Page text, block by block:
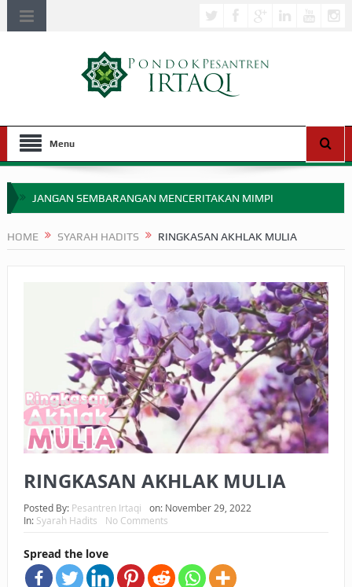
Menu
JANGAN SEMBARANGAN MENCERITAKAN MIMPI
APA HUKUM MEMPERCEPAT PEMBAYARAN ZAKAT
SEBELUM TIBA SAAT WAJIB?
HAKIKAT NIKMAT DI DUNIA!
BAGAIMANA CARA MEMBAYAR ZAKAT UANG?
UANG HARAM BISA MENJADI HALAL JIKA SEBAB
KEPEMILIKANNYA BERUBAH
HUKUM MEMBAYAR ZAKAT DENGAN CARA MENGANGSUR
HUKUM MEMBAYAR ZAKAT KEPADA KERABAT SENDIRI
HOME SYARAH HADITS RINGKASAN AKHLAK MULIA
RINGKASAN AKHLAK MULIA
Posted By: Pesantren Irtaqi on: November 29, 2022
In: Syarah Hadits No Comments
Spread the love